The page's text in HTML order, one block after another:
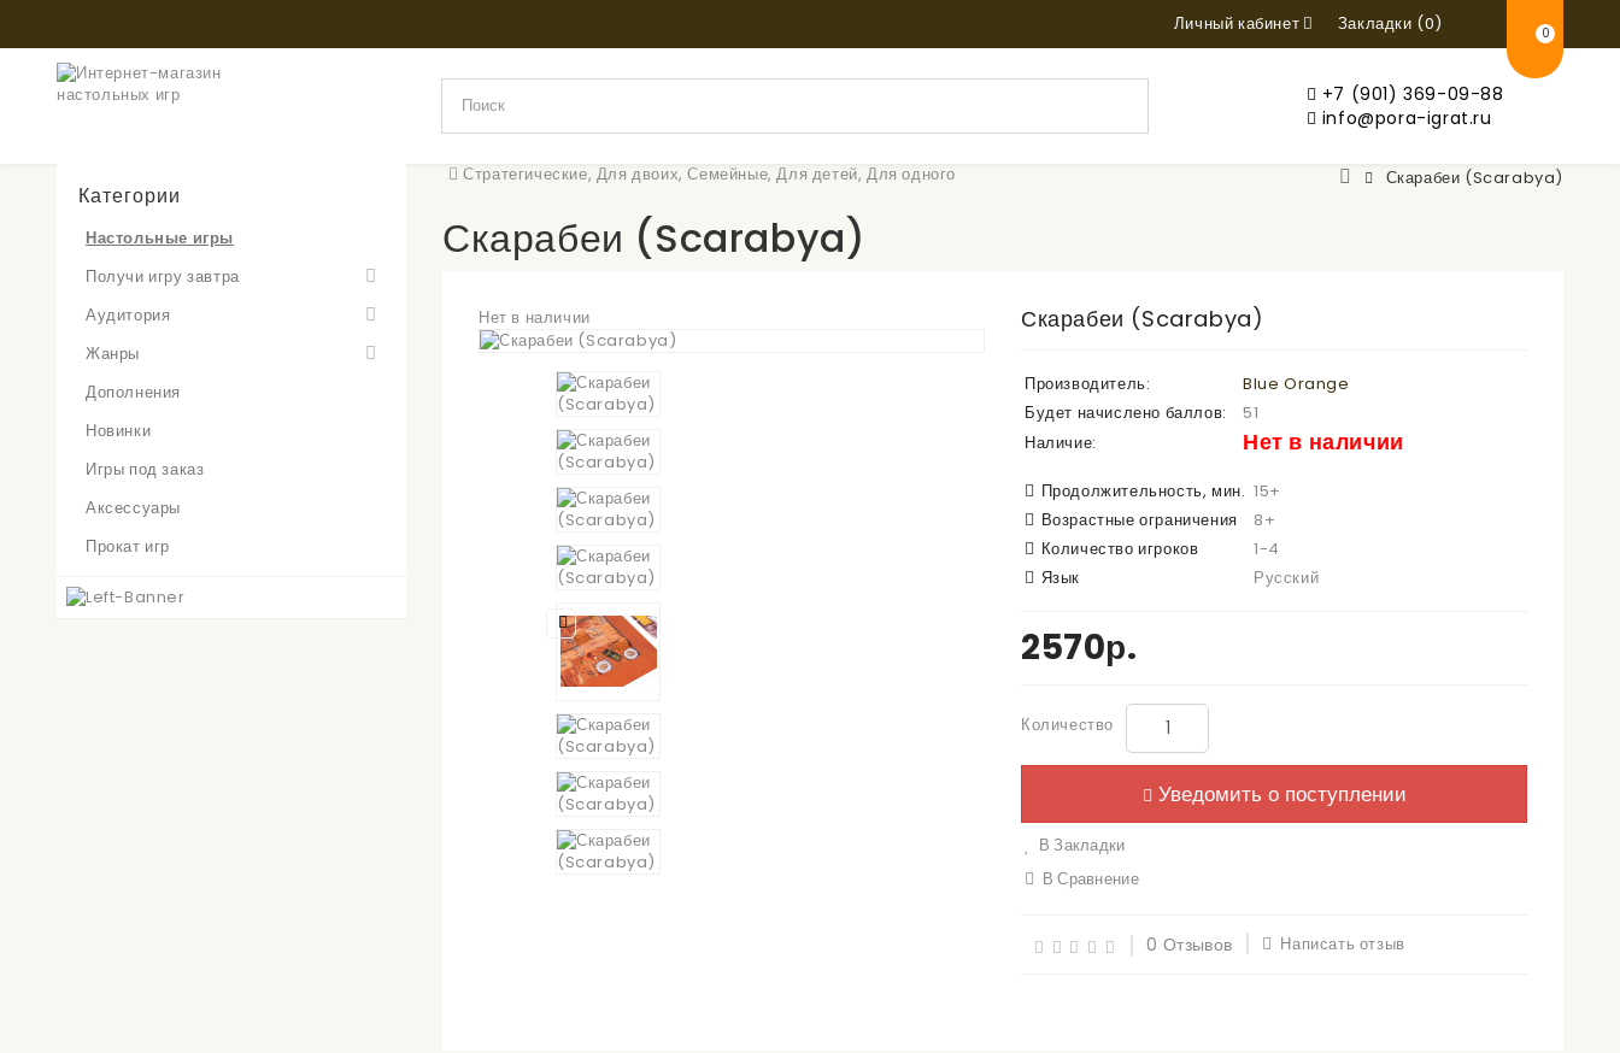
Личный кабинет Закладки (0) 0
+7 (901) 369-09-88
info@pora-igrat.ru
Скарабеи (Scarabya)
Категории
Настольные игры
Получи игру завтра
Аудитория
Жанры
Дополнения
Новинки
Игры под заказ
Аксессуары
Прокат игр
Скарабеи (Scarabya)
Нет в наличии Скарабеи (Scarabya)
Производитель:
Blue Orange
Будет начислено баллов:
51
Наличие:
Нет в наличии
Продолжительность, мин. 15+
Возрастные ограничения
8+
Количество игроков
1-4
Язык
Русский
2570р.
Количество
Уведомить о поступлении
В Закладки
В Сравнение
0 Отзывов Написать отзыв
Стратегические, Для двоих,Семейные,Для детей,Для одного